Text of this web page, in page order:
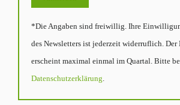
*Die Angaben sind freiwillig. Ihre
des Newsletters ist jederzeit widerruflich. Der
erscheint maximal einmal im Quartal. Bitte
Datenschutzerklärung